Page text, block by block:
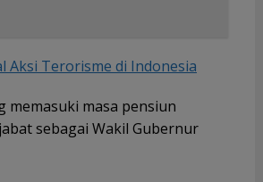
Aksi Terorisme di Indonesia
memasuki masa pensiun
sebagai Wakil Gubernur